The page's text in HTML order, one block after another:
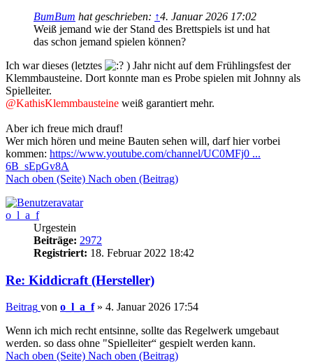
BumBum hat geschrieben: ↑4. Januar 2026 17:02
Weiß jemand wie der Stand des Brettspiels ist und hat
das schon jemand spielen können?
Ich war dieses (letztes
) Jahr nicht auf dem Frühlingsfest der
Klemmbausteine. Dort konnte man es Probe spielen mit Johnny als
Spielleiter.
@KathisKlemmbausteine weiß garantiert mehr.
Aber ich freue mich drauf!
Wer mich hören und meine Bauten sehen will, darf hier vorbei
kommen: https://www.youtube.com/channel/UC0MFj0 ...
6B_sEpGv8A
Nach oben (Seite) Nach oben (Beitrag)
o_l_a_f
Urgestein
Beiträge: 2972
Registriert: 18. Februar 2022 18:42
Re: Kiddicraft (Hersteller)
Beitrag von o_l_a_f» 4. Januar 2026 17:54
Wenn ich mich recht entsinne, sollte das Regelwerk umgebaut
werden. so dass ohne "Spielleiter“ gespielt werden kann.
Nach oben (Seite) Nach oben (Beitrag)